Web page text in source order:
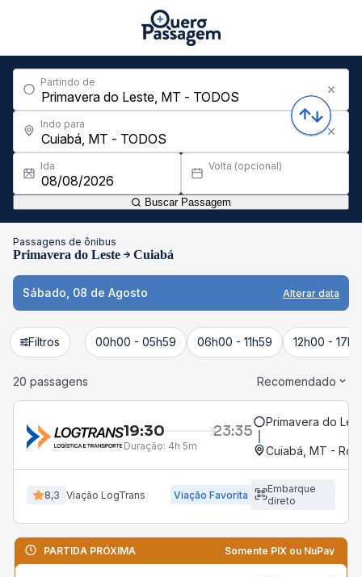
Partindo de
Indo para
Ida Volta (opcional)
Buscar Passagem
Passagens de ônibus
Primavera do Leste Cuiabá
Sábado, 08 de Agosto Alterar data
Filtros 00h00 - 05h59 06h00 - 11h59 12h00 -
20 passagens Recomendado
19:30 23:35
Duração: 4h 5m
Primavera do
Cuiabá, MT -
8,3 Viação LogTrans Viação Favorita
Embarque
direto
PARTIDA PRÓXIMA Somente PIX ou NuPay